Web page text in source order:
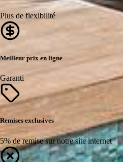
Plus de flexibilité
Meilleur prix en ligne
Garanti
Remises exclusives
5% de remise sur notre site internet